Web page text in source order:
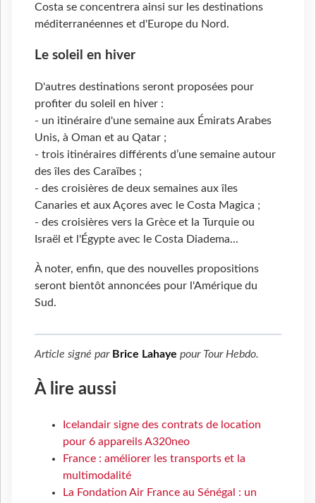
Costa se concentrera ainsi sur les destinations
méditerranéennes et d'Europe du Nord.
Le soleil en hiver
D'autres destinations seront proposées pour
profiter du soleil en hiver :
- un itinéraire d'une semaine aux Émirats Arabes
Unis, à Oman et au Qatar ;
- trois itinéraires différents d’une semaine autour
des îles des Caraïbes ;
- des croisières de deux semaines aux îles
Canaries et aux Açores avec le Costa Magica ;
- des croisières vers la Grèce et la Turquie ou
Israël et l'Égypte avec le Costa Diadema...
À noter, enfin, que des nouvelles propositions
seront bientôt annoncées pour l'Amérique du
Sud.
Article signé par Brice Lahaye pour Tour Hebdo.
À lire aussi
Icelandair signe des contrats de location
pour 6 appareils A320neo
France : améliorer les transports et la
multimodalité
La Fondation Air France au Sénégal : un